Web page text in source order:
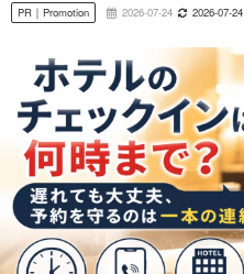
PR｜Promotion 2026-07-24 2026-07-24